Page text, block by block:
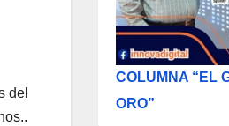
del
COLUMNA “EL
ORO”